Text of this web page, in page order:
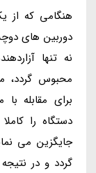
هنگامی که
دوربین های
نه تنها
محبوس گردد،
برای مقابله
دستگاه را
جایگزین می
گردد و در